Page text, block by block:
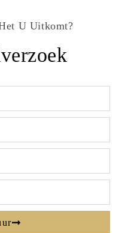
U Uitkomt?